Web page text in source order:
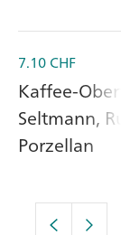
7.10CHF
Kaffee-
Seltmann,
Porzellan